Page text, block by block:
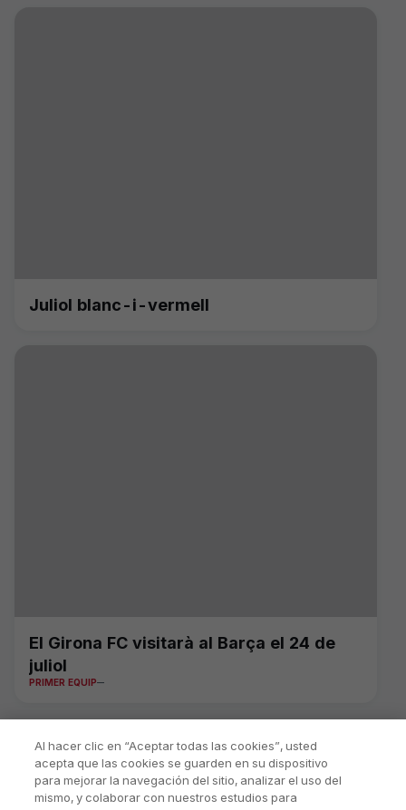
Juliol blanc-i-vermell
El Girona FC visitarà al Barça el 24 de
juliol
PRIMER EQUIP
Al hacer clic en “Aceptar todas las cookies”, usted
acepta que las cookies se guarden en su dispositivo
para mejorar la navegación del sitio, analizar el uso del
mismo, y colaborar con nuestros estudios para